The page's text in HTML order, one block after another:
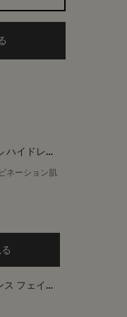
ハイドレー
ネーション肌
フェイシ